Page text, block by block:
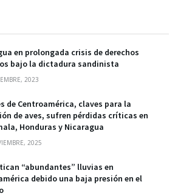
en prolongada crisis de derechos
bajo la dictadura sandinista
2023
de Centroamérica, claves para la
de aves, sufren pérdidas críticas en
Honduras y Nicaragua
2025
“abundantes” lluvias en
debido una baja presión en el